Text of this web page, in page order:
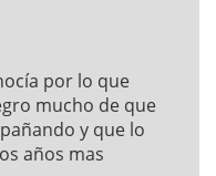
por lo que
mucho de que
y que lo
años mas